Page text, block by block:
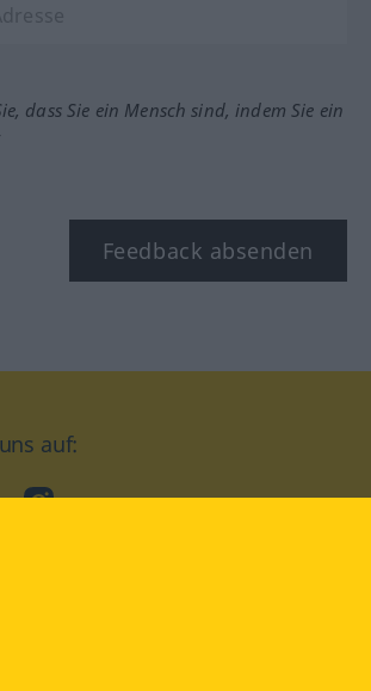
dass Sie ein Mensch sind, indem Sie ein
Feedback absenden
auf:
Instagram